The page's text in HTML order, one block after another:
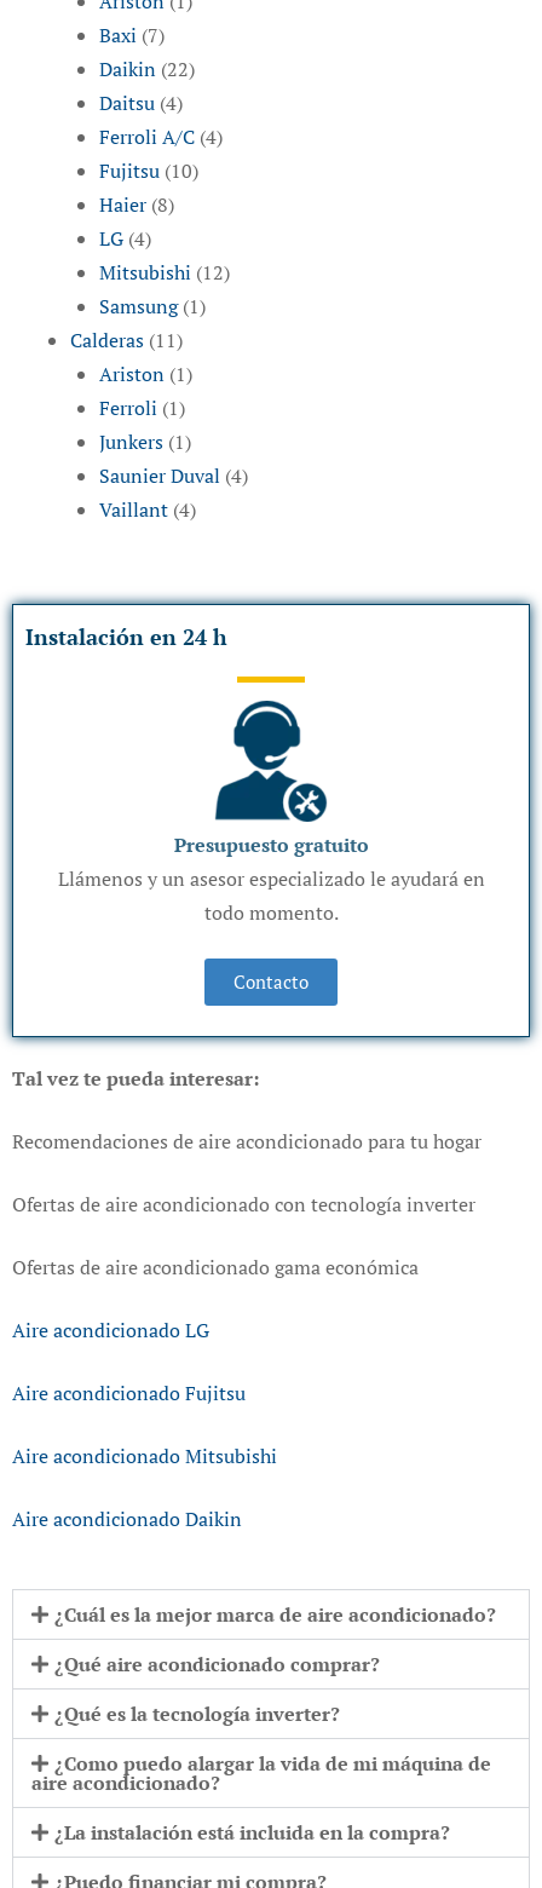
Baxi (7)
Daikin (22)
Daitsu (4)
Ferroli A/C (4)
Fujitsu (10)
Haier (8)
LG (4)
Mitsubishi (12)
Samsung (1)
Calderas (11)
Ariston (1)
Ferroli (1)
Junkers (1)
Saunier Duval (4)
Vaillant (4)
Instalación en 24 h
Presupuesto gratuito
Llámenos y un asesor especializado le ayudará en
todo momento.
Contacto
Tal vez te pueda interesar:
Recomendaciones de aire acondicionado para tu hogar
Ofertas de aire acondicionado con tecnología inverter
Ofertas de aire acondicionado gama económica
Aire acondicionado LG
Aire acondicionado Fujitsu
Aire acondicionado Mitsubishi
Aire acondicionado Daikin
¿Cuál es la mejor marca de aire acondicionado?
¿Qué aire acondicionado comprar?
¿Qué es la tecnología inverter?
¿Como puedo alargar la vida de mi máquina de
aire acondicionado?
¿La instalación está incluida en la compra?
¿Puedo financiar mi compra?